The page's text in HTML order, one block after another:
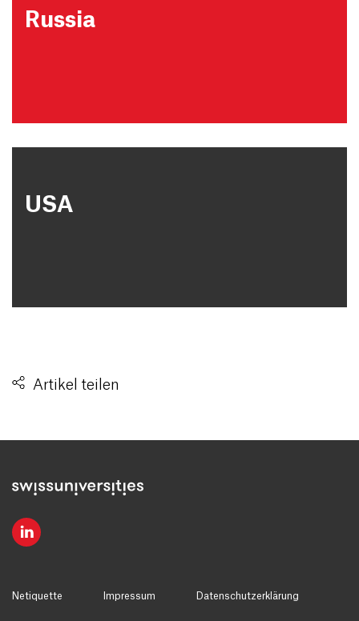
Russia
USA
Artikel teilen
Netiquette Impressum Datenschutzerklärung